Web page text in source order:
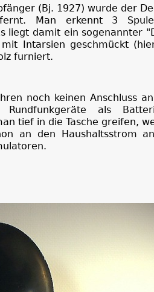
(Bj. 1927) wurde der
Man erkennt 3
liegt damit ein sogenannter
Intarsien geschmückt
furniert.
noch keinen Anschluss
als
tief in die Tasche greifen,
an den Haushaltsstrom